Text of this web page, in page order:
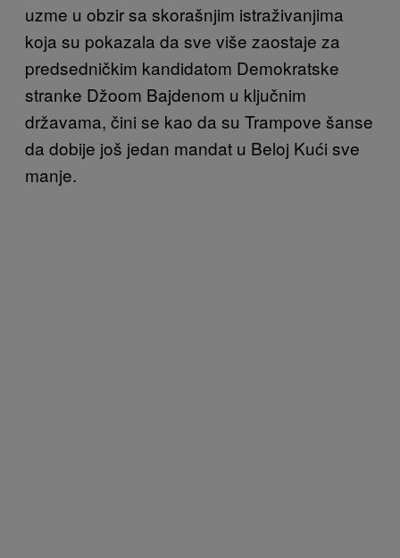
uzme u obzir sa skorašnjim istraživanjima
koja su pokazala da sve više zaostaje za
predsedničkim kandidatom Demokratske
stranke Džoom Bajdenom u ključnim
državama, čini se kao da su Trampove šanse
da dobije još jedan mandat u Beloj Kući sve
manje.